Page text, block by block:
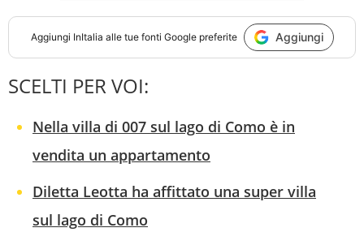
Aggiungi InItalia alle tue fonti Google preferite Aggiungi
SCELTI PER VOI:
Nella villa di 007 sul lago di Como è in
vendita un appartamento
Diletta Leotta ha affittato una super villa
sul lago di Como